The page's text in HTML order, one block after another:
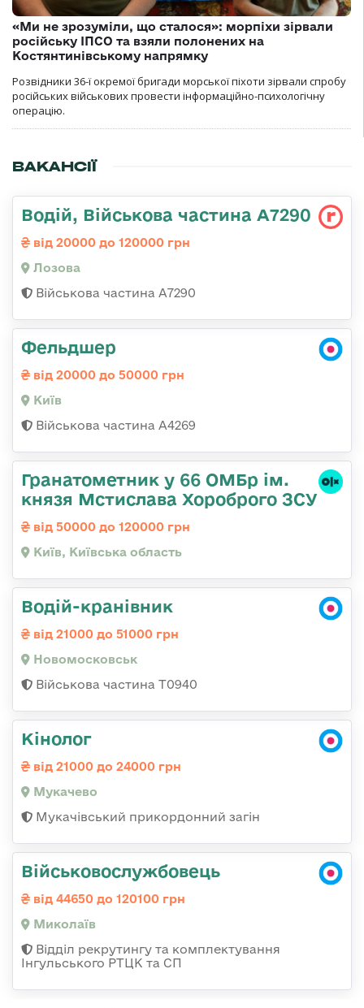
«Ми не зрозуміли, що сталося»: морпіхи зірвали
російську ІПСО та взяли полонених на
Костянтинівському напрямку
Розвідники 36-ї окремої бригади морської піхоти зірвали спробу
російських військових провести інформаційно-психологічну
операцію.
ВАКАНСІЇ
Водій, Військова частина А7290
від 20000 до 120000 грн
Лозова
Військова частина А7290
Фельдшер
від 20000 до 50000 грн
Київ
Військова частина А4269
Гранатометник у 66 ОМБр ім.
князя Мстислава Хороброго ЗСУ
від 50000 до 120000 грн
Київ, Київська область
Водій-кранівник
від 21000 до 51000 грн
Новомосковськ
Військова частина Т0940
Кінолог
від 21000 до 24000 грн
Мукачево
Мукачівський прикордонний загін
Військовослужбовець
від 44650 до 120100 грн
Миколаїв
Відділ рекрутингу та комплектування
Інгульського РТЦК та СП